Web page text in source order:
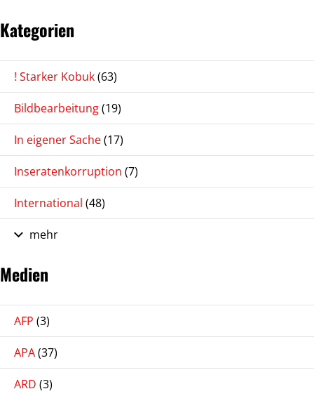
Kategorien
! Starker Kobuk(63)
Bildbearbeitung(19)
In eigener Sache(17)
Inseratenkorruption (7)
International (48)
mehr
Medien
AFP (3)
APA(37)
ARD (3)